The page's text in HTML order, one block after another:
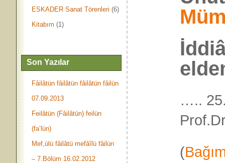
ESKADER Sanat Törenleri (6)
Kitabım (1)
Son Yazılar
Fâilâtün fâilâtün fâilâtün fâilün
07.09.2013
Feilâtün (Fâilâtün) feilün
(fa’lün)
Mef,ùlü fâilâtü mefâîlü fâilün
– 7.Bölüm 16.02.2012
…..
(